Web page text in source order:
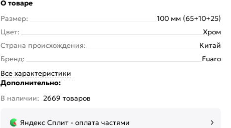
О товаре
Размер:
100 мм (65+10+25)
Цвет:
Хром
Страна происхождения:
Китай
Бренд:
Fuaro
Все характеристики
Дополнительно:
В наличии: 2669 товаров
Яндекс Сплит - оплата частями